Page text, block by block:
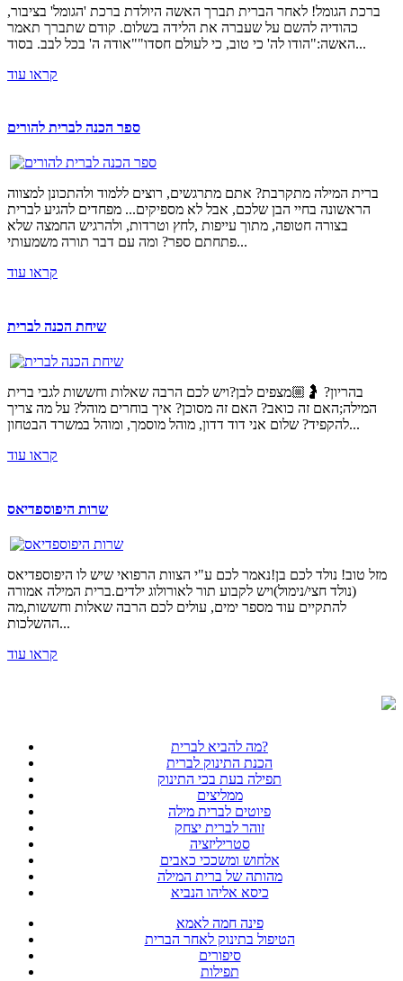
ברכת הגומל! לאחר הברית תברך האשה היולדת ברכת 'הגומל' בציבור,
כהודיה להשם על שעברה את הלידה בשלום. קודם שתברך תאמר
האשה:"הודו לה' כי טוב, כי לעולם חסדו""אודה ה' בכל לבב. בסוד...
קראו עוד
ספר הכנה לברית להורים
ברית המילה מתקרבת? אתם מתרגשים, רוצים ללמוד ולהתכונן למצווה
הראשונה בחיי הבן שלכם, אבל לא מספיקים... מפחדים להגיע לברית
בצורה חטופה, מתוך עייפות ,לחץ וטרדות, ולהרגיש החמצה שלא
פתחתם ספר? ומה עם דבר תורה משמעותי...
קראו עוד
שיחת הכנה לברית
בהריון? 🤰🏼מצפים לבן?ויש לכם הרבה שאלות וחששות לגבי ברית
המילה;האם זה כואב? האם זה מסוכן? איך בוחרים מוהל? על מה צריך
להקפיד? שלום אני דוד דדון, מוהל מוסמך, ומוהל במשרד הבטחון...
קראו עוד
שרות היפוספדיאס
מזל טוב! נולד לכם בן!נאמר לכם ע"י הצוות הרפואי שיש לו היפוספדיאס
(נולד חצי/נימול)ויש לקבוע תור לאורולוג ילדים.ברית המילה אמורה
להתקיים עוד מספר ימים, עולים לכם הרבה שאלות וחששות,מה
ההשלכות...
קראו עוד
מה להביא לברית?
הכנת התינוק לברית
תפילה בעת בכי התינוק
ממליצים
פיוטים לברית מילה
זוהר לברית יצחק
סטריליזציה
אלחוש ומשככי כאבים
מהותה של ברית המילה
כיסא אליהו הנביא
פינה חמה לאמא
הטיפול בתינוק לאחר הברית
סיפורים
תפילות